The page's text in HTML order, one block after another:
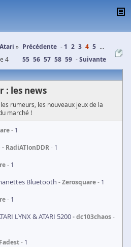
4
Précédente 1 2 3 4 5 ...
55 56 57 58 59
Suivante
: les news
rumeurs, les nouveaux jeux de la
marché !
1
RadiATIonDDR 1
1
Bluetooth Zerosquare 1
1
LYNX & ATARI 5200 dc103chaos
Fadest 1